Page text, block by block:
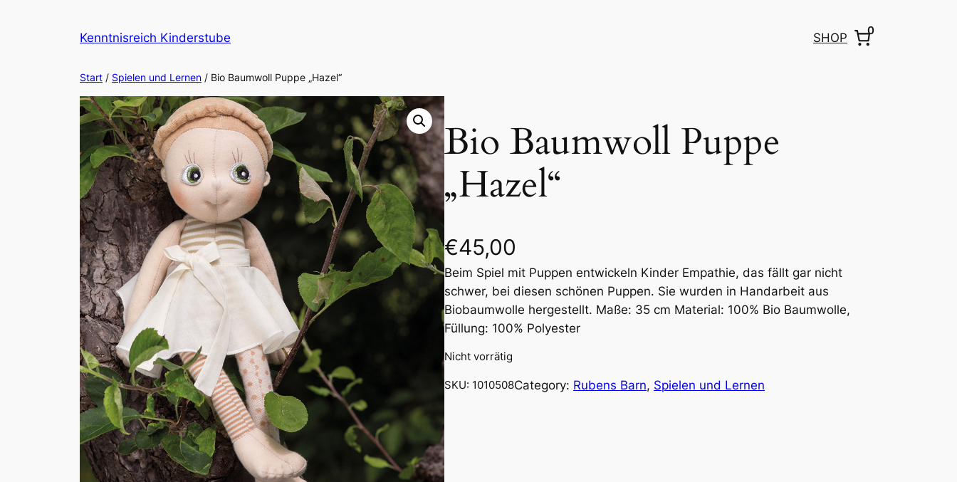
Kenntnisreich Kinderstube SHOP
0
Start / Spielen und Lernen / Bio Baumwoll Puppe „Hazel“
Bio Baumwoll Puppe
„Hazel“
€45,00
Beim Spiel mit Puppen entwickeln Kinder Empathie, das fällt gar nicht
schwer, bei diesen schönen Puppen. Sie wurden in Handarbeit aus
Biobaumwolle hergestellt. Maße: 35 cm Material: 100% Bio Baumwolle,
Füllung: 100% Polyester
Nicht vorrätig
SKU: 1010508Category: Rubens Barn, Spielen und Lernen